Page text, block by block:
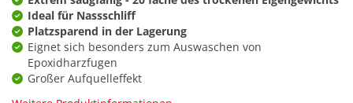
Ideal für Nassschliff
Platzsparend in der Lagerung
Eignet sich besonders zum Auswaschen von
Epoxidharzfugen
Großer Aufquelleffekt